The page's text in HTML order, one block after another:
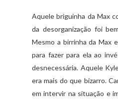
Aquele briguinha da Max
da desorganização foi
Mesmo a birrinha da Max
para fazer para ela ao
desnecessária. Aquele
era mais do que bizarro.
em intervir na situação e